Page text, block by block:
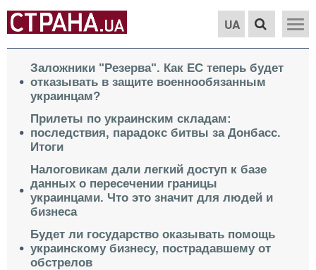
UA
Заложники "Резерва". Как ЕС теперь будет
отказывать в защите военнообязанным
украинцам?
Прилеты по украинским складам:
последствия, парадокс битвы за Донбасс.
Итоги
Налоговикам дали легкий доступ к базе
данных о пересечении границы
украинцами. Что это значит для людей и
бизнеса
Будет ли государство оказывать помощь
украинскому бизнесу, пострадавшему от
обстрелов